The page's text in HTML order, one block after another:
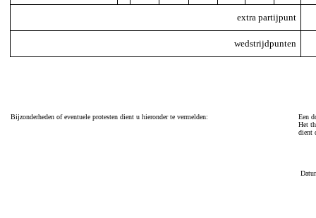
extra partijpunt
wedstrijdpunten
Bijzonderheden of eventuele protesten dient u hieronder te vermelden:
Een
Het
dient